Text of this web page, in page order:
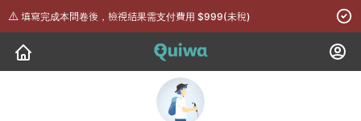
⚠️ 填寫完成本問卷後，檢視結果需支付費用 $999(未稅)